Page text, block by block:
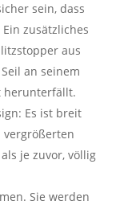
sein, dass
zusätzliches
aus
an seinem
herunterfällt.
Es ist breit
je zuvor, völlig
Sie werden